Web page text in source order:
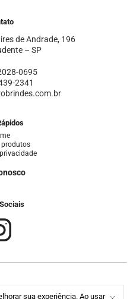
de Andrade, 196
– SP
0695
2341
produtos
sua experiência. Ao usar